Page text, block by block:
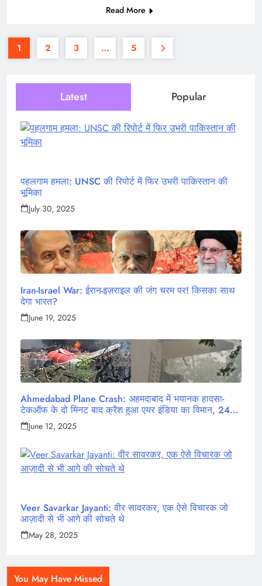
Read More
1 2 3 … 5
Latest Popular
पहलगाम हमला: UNSC की रिपोर्ट में फिर उभरी पाकिस्तान की
भूमिका
July 30, 2025
Iran-Israel War: ईरान-इज़राइल की जंग चरम पर! किसका साथ
देगा भारत?
June 19, 2025
Ahmedabad Plane Crash: अहमदाबाद में भयानक हादसा-
टेकऑफ के दो मिनट बाद क्रैश हुआ एयर इंडिया का विमान, 242
लोग थे सवार
June 12, 2025
Veer Savarkar Jayanti: वीर सावरकर, एक ऐसे विचारक जो
आज़ादी से भी आगे की सोचते थे
May 28, 2025
You May Have Missed